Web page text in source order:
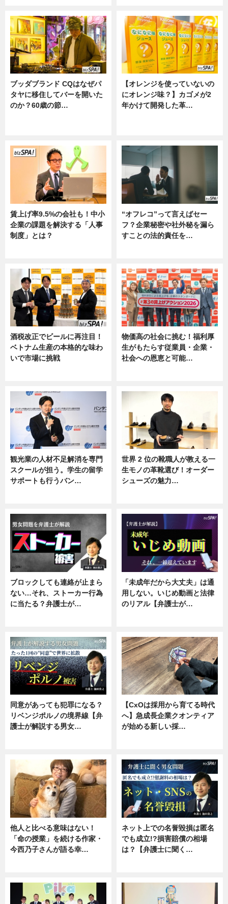
ブッダブランド CQはなぜパ
タヤに移住してバーを開いた
のか？60歳の節…
【オレンジを使っていないの
にオレンジ味？】カゴメが2
年かけて開発した革…
賃上げ率9.5%の会社も！中小
企業の課題を解決する「人事
制度」とは？
“オフレコ”って言えばセー
フ？企業秘密や社外秘を漏ら
すことの法的責任を…
酒税改正でビールに再注目！
ベトナム生産の本格的な味わ
いで市場に挑戦
物価高の社会に挑む！福利厚
生がもたらす従業員・企業・
社会への恩恵と可能…
観光業の人材不足解消を専門
スクールが担う。学生の留学
サポートも行うバン…
世界 2 位の靴職人が教える一
生モノの革靴選び！オーダー
シューズの魅力…
ブロックしても連絡が止まら
ない…それ、ストーカー行為
に当たる？弁護士が…
「未成年だから大丈夫」は通
用しない。いじめ動画と法律
のリアル【弁護士が…
同意があっても犯罪になる？
リベンジポルノの境界線【弁
護士が解説する男女…
【CxOは採用から育てる時代
へ】急成長企業クオンティア
が始める新しい採…
他人と比べる意味はない！
「命の授業」を続ける作家・
今西乃子さんが語る幸…
ネット上での名誉毀損は匿名
でも成立!?損害賠償の相場
は？【弁護士に聞く…